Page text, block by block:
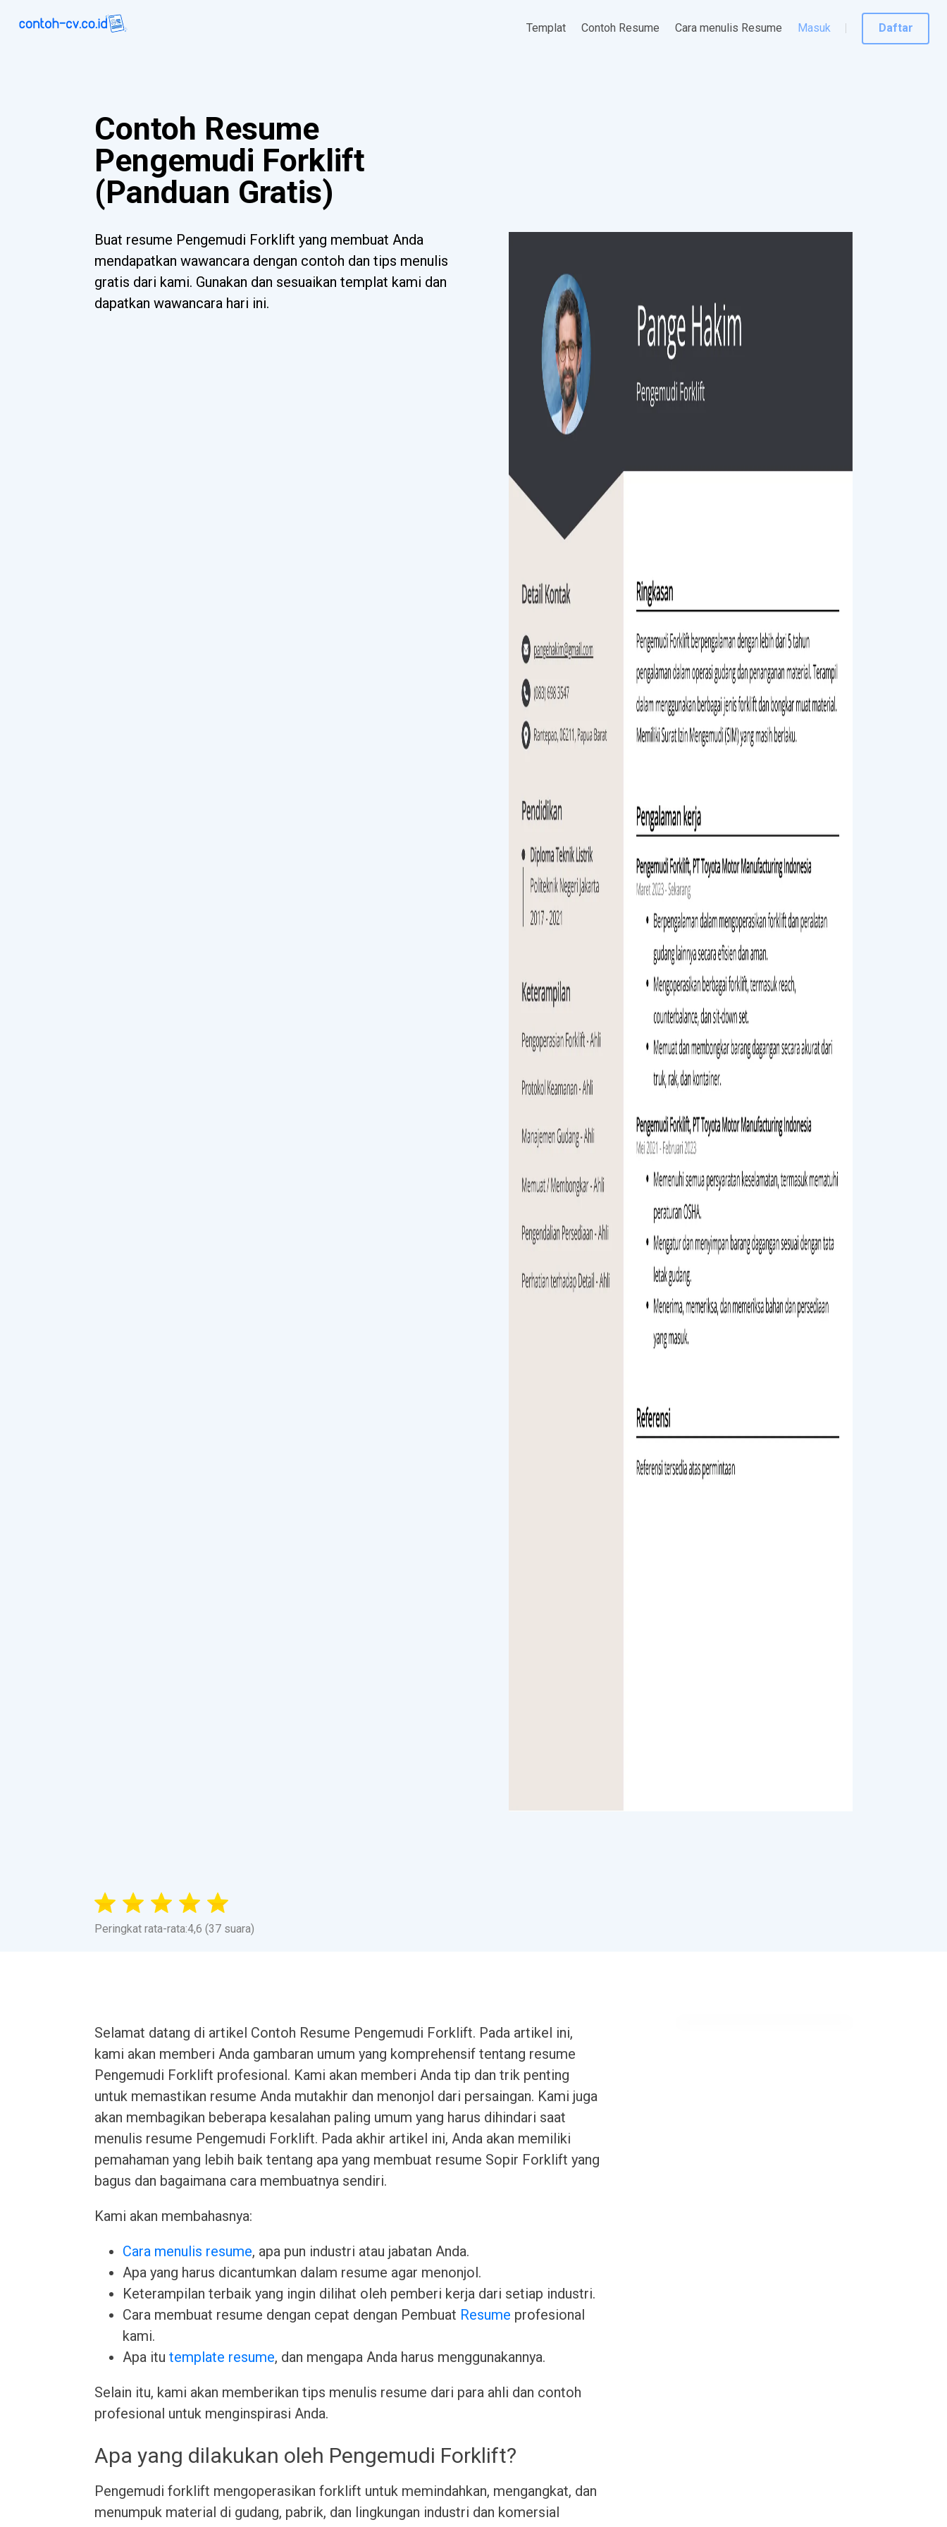
Templat Contoh Resume Cara menulis Resume Masuk Daftar
Contoh Resume
Pengemudi Forklift
(Panduan Gratis)
Buat resume Pengemudi Forklift yang membuat Anda
mendapatkan wawancara dengan contoh dan tips menulis
gratis dari kami. Gunakan dan sesuaikan templat kami dan
dapatkan wawancara hari ini.
Peringkat rata-rata:4,6 (37 suara)
Selamat datang di artikel Contoh Resume Pengemudi Forklift. Pada artikel ini,
kami akan memberi Anda gambaran umum yang komprehensif tentang resume
Pengemudi Forklift profesional. Kami akan memberi Anda tip dan trik penting
untuk memastikan resume Anda mutakhir dan menonjol dari persaingan. Kami juga
akan membagikan beberapa kesalahan paling umum yang harus dihindari saat
menulis resume Pengemudi Forklift. Pada akhir artikel ini, Anda akan memiliki
pemahaman yang lebih baik tentang apa yang membuat resume Sopir Forklift yang
bagus dan bagaimana cara membuatnya sendiri.
Kami akan membahasnya:
Cara menulis resume, apa pun industri atau jabatan Anda.
Apa yang harus dicantumkan dalam resume agar menonjol.
Keterampilan terbaik yang ingin dilihat oleh pemberi kerja dari setiap industri.
Cara membuat resume dengan cepat dengan Pembuat Resume profesional
kami.
Apa itutemplate resume, dan mengapa Anda harus menggunakannya.
Selain itu, kami akan memberikan tips menulis resume dari para ahli dan contoh
profesional untuk menginspirasi Anda.
Apa yang dilakukan oleh Pengemudi Forklift?
Pengemudi forklift mengoperasikan forklift untuk memindahkan, mengangkat, dan
menumpuk material di gudang, pabrik, dan lingkungan industri dan komersial